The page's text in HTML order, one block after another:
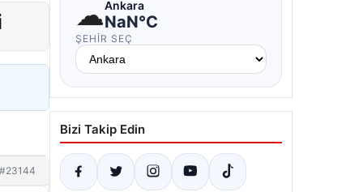
#23144
☁Ankara
NaN°C
ŞEHIR SEÇ
Bizi Takip Edin